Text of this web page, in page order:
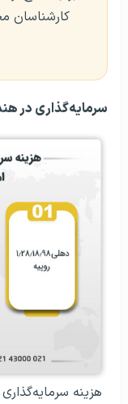
سرمایه‌گذاری در
هزینه